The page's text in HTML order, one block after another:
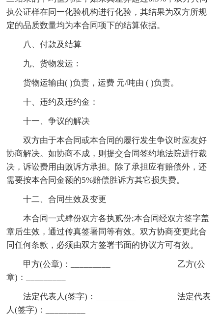
执公证样在同一化验机构进行化验，其结果为双方所规
定的品质数量均为本合同项下的结算依据。
八、付款及结算
九、货物发运：
货物运输由( )负责，运费 元/吨由 ( )负责。
十、违约及违约金：
十一、争议的解决
双方由于本合同或本合同的履行发生争议时应友好
协商解决。如协商不成，则提交合同签约地法院进行裁
决，诉讼费用由败诉方承担。除了承担应有赔偿外，还
需要按本合同金额的5%赔偿胜诉方其它损失费。
十二、合同生效及变更
本合同一式肆份双方各执贰份;本合同经双方签字盖
章后生效，通过传真签署同等有效。双方协商变更此合
同任何条款，必须由双方签署书面的协议方可有效。
甲方(公章)：_________ 乙方(公
章)：_________
法定代表人(签字)：_________ 法定代表
人(签字)：_________